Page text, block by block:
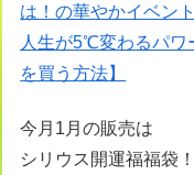
は！の華やかイベント
人生が5℃変わるパワ
を買う方法】
今月1月の販売は
シリウス開運福福袋！